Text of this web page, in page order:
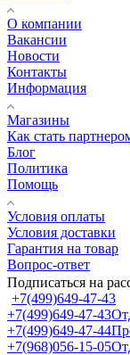
О компании
Вакансии
Новости
Контакты
Информация
Магазины
Как стать
Блог
Политика
Помощь
Условия оплаты
Условия доставки
Гарантия на товар
Вопрос-ответ
Подписаться на
+7(499)649-47-43
+7(499)649-47-43
+7(499)649-47-44
+7(968)056-15-05